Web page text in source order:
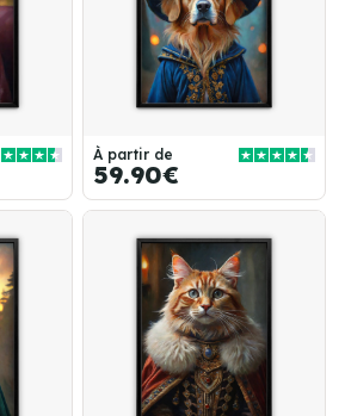
À partir de
59.90€